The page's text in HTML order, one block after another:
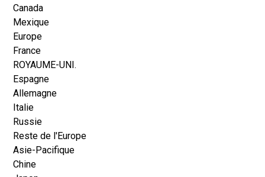
Canada
Mexique
Europe
France
ROYAUME-UNI.
Espagne
Allemagne
Italie
Russie
Reste de l'Europe
Asie-Pacifique
Chine